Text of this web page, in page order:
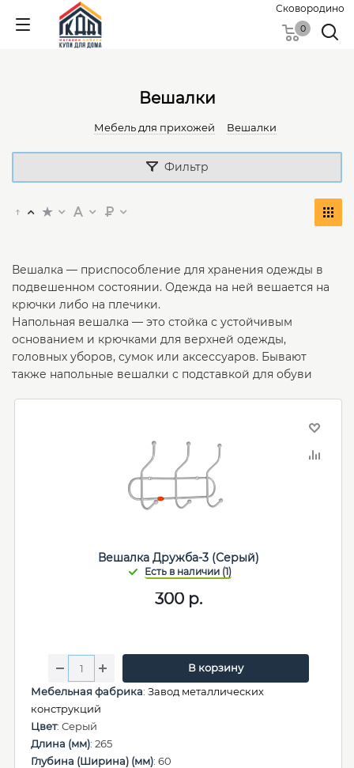
Сковородино
0
Вешалки
Мебель для прихожей Вешалки
Фильтр
Вешалка — приспособление для хранения одежды в
подвешенном состоянии. Одежда на ней вешается на
крючки либо на плечики.
Напольная вешалка — это стойка с устойчивым
основанием и крючками для верхней одежды,
головных уборов, сумок или аксессуаров. Бывают
также напольные вешалки с подставкой для обуви
Вешалка Дружба-3 (Серый)
300 р.
В корзину
Мебельная фабрика: Завод металлических
конструкций
Цвет: Серый
Длина (мм): 265
Глубина (Ширина) (мм): 60